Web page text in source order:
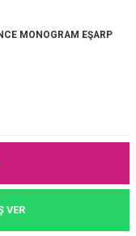
MONOGRAM EŞARP
VER